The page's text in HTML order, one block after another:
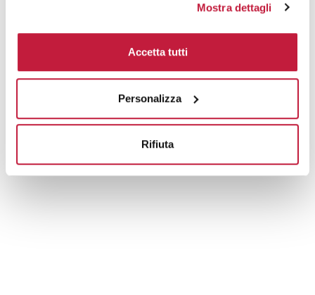
Mostra dettagli
Accetta tutti
Personalizza
Rifiuta
Area di personalizzazione
Domande e risposte
Prodotti alternativi